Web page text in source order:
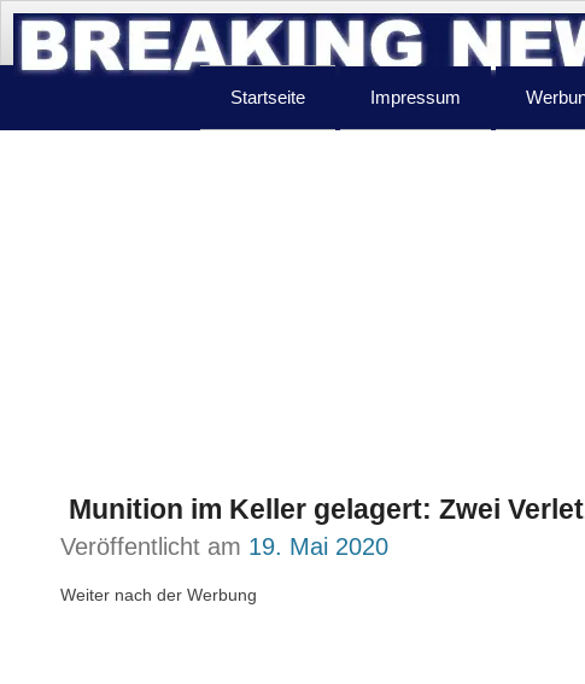
Startseite Impressum
Munition im Keller gelagert: Zwei
Veröffentlicht am 19. Mai 2020
Weiter nach der Werbung